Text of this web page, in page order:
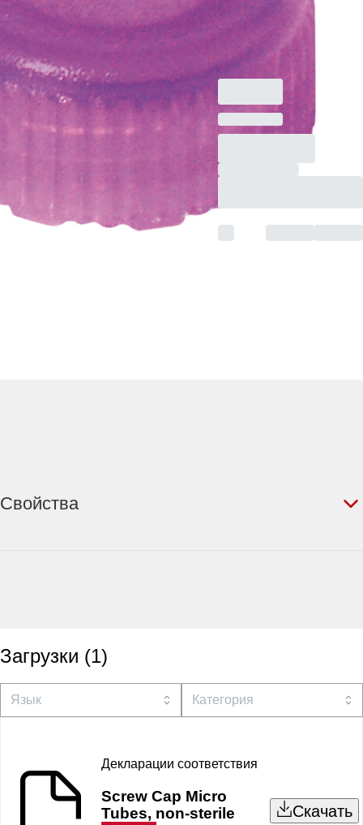
Резьбовые
микропробирки, 500
шт./Пакет
Свойства
Загрузки (1)
Декларации соответствия
Screw Cap Micro
Tubes, non-sterile
Скачать